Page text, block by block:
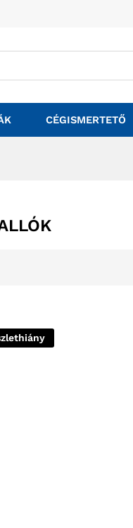
CÉGISMERTETŐ